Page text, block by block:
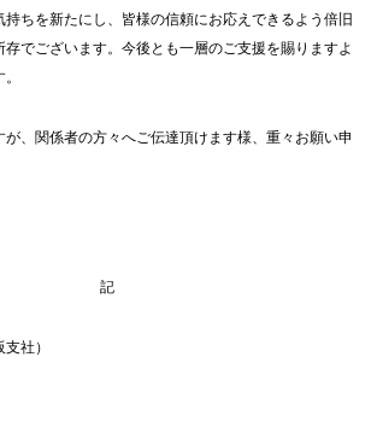
持ちを新たにし、皆様の信頼にお応えできるよう倍旧
でございます。今後とも一層のご支援を賜りますよ
、関係者の方々へご伝達頂けます様、重々お願い申
記
社）